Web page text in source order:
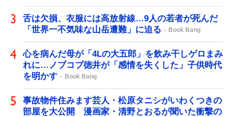
舌は欠損、衣服には高放射線…9人の若者が死んだ
「世界一不気味な山岳遭難」に迫る
Book Bang
心を病んだ母が「4Lの大五郎」を飲み干しゲロまみ
れに…ノブコブ徳井が「感情を失くした」子供時代
を明かす
Book Bang
事故物件住みます芸人・松原タニシがいわくつきの
部屋を大公開 漫画家・清野とおるが聞いた衝撃の